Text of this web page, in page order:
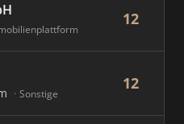
12
Sonstige
12